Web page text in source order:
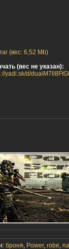
(вес: 6,52 Mb)
(вес не указан):
yadi.sk/d/
броня, Power, robe,